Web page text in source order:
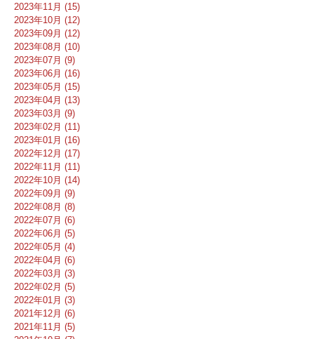
2023年11月 (15)
2023年10月 (12)
2023年09月 (12)
2023年08月 (10)
2023年07月 (9)
2023年06月 (16)
2023年05月 (15)
2023年04月 (13)
2023年03月 (9)
2023年02月 (11)
2023年01月 (16)
2022年12月 (17)
2022年11月 (11)
2022年10月 (14)
2022年09月 (9)
2022年08月 (8)
2022年07月 (6)
2022年06月 (5)
2022年05月 (4)
2022年04月 (6)
2022年03月 (3)
2022年02月 (5)
2022年01月 (3)
2021年12月 (6)
2021年11月 (5)